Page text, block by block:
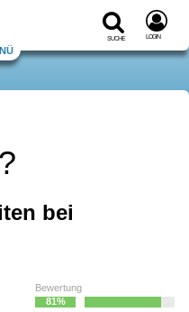
Suche Login
bei
Bewertung
81%